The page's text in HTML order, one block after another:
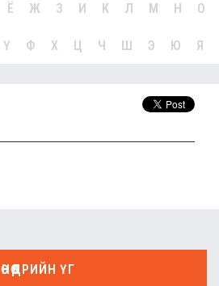
Ё Ж З И К Л М Н О
Ү Ф Х Ц Ч Ш Э Ю Я
ӨНӨӨДРИЙН ҮГ